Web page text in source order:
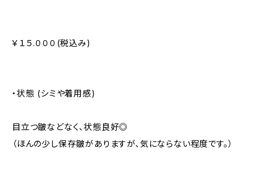
￥１５.０００(税込み)
・状態 (シミや着用感)
目立つ皺などなく、状態良好◎
（ほんの少し保存皺がありますが、気にならない程度です。）